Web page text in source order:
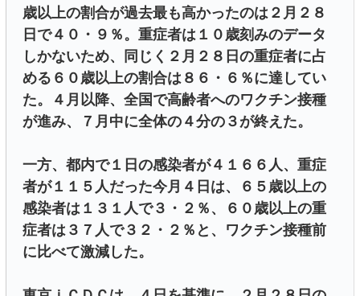
歳以上の割合が過去最も高かったのは２月２８
日で４０・９％。重症者は１０歳刻みのデータ
しかないため、同じく２月２８日の重症者に占
める６０歳以上の割合は８６・６％に達してい
た。４月以降、全国で高齢者へのワクチン接種
が進み、７月中に全体の４分の３が終えた。
一方、都内で１日の感染者が４１６６人、重症
者が１１５人だった今月４日は、６５歳以上の
感染者は１３１人で３・２％、６０歳以上の重
症者は３７人で３２・２％と、ワクチン接種前
に比べて激減した。